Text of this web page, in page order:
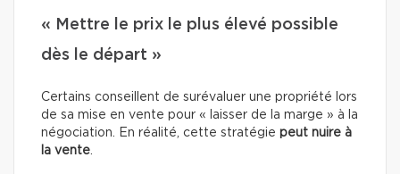
« Mettre le prix le plus élevé possible
dès le départ »
Certains conseillent de surévaluer une propriété lors
de sa mise en vente pour « laisser de la marge » à la
négociation. En réalité, cette stratégie peut nuire à
la vente